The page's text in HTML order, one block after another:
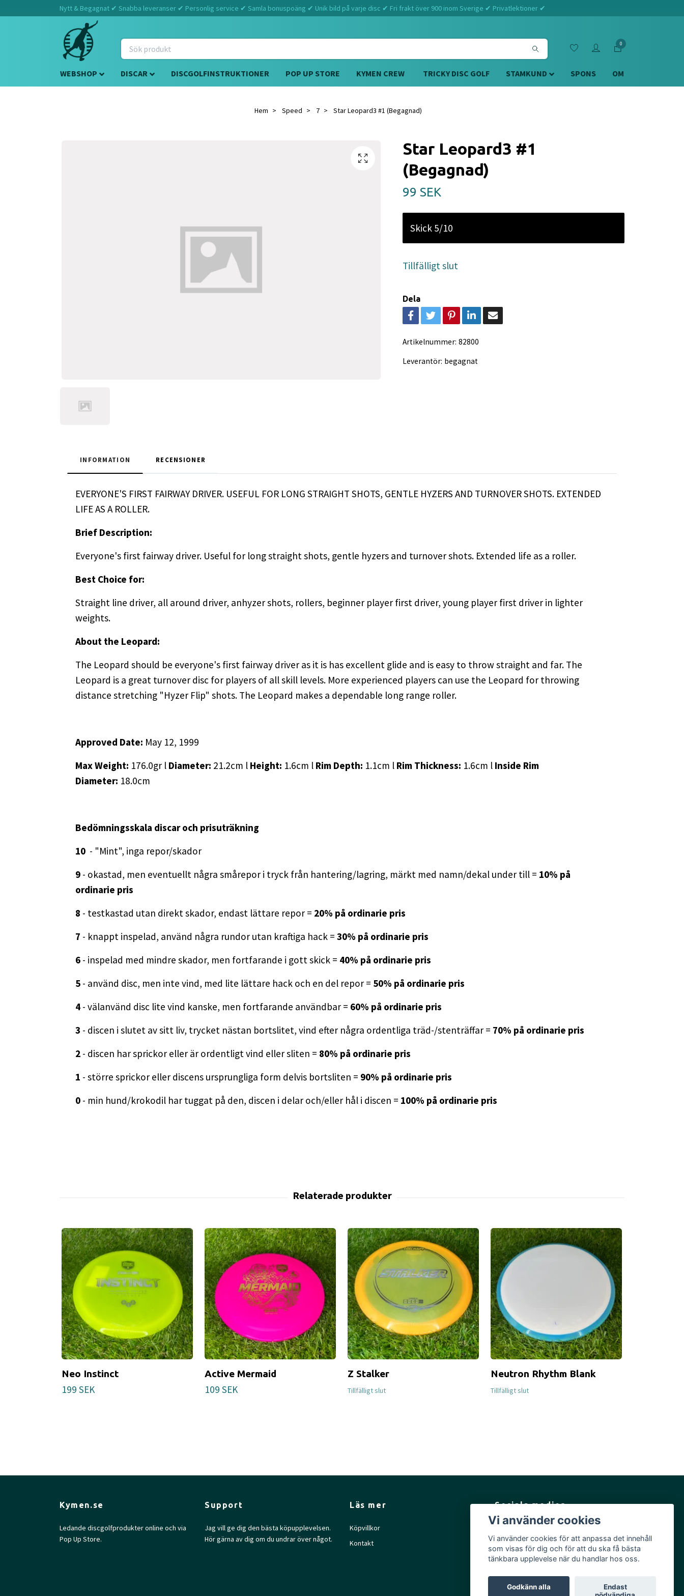
Nytt & Begagnat ✔ Snabba leveranser ✔ Personlig service ✔ Samla bonuspoäng ✔ Unik bild på varje disc ✔ Fri frakt över 900 inom Sverige ✔ Privatlektioner ✔
0
WEBSHOP DISCAR DISCGOLFINSTRUKTIONER POP UP STORE KYMEN CREW TRICKY DISC GOLF STAMKUND SPONS OM
Hem Speed 7 Star Leopard3 #1 (Begagnad)
Star Leopard3 #1
(Begagnad)
99 SEK
Skick 5/10
Tillfälligt slut
Dela
Artikelnummer: 82800
Leverantör: begagnat
INFORMATION RECENSIONER
EVERYONE'S FIRST FAIRWAY DRIVER. USEFUL FOR LONG STRAIGHT SHOTS, GENTLE HYZERS AND TURNOVER SHOTS. EXTENDED
LIFE AS A ROLLER.
Brief Description:
Everyone's first fairway driver. Useful for long straight shots, gentle hyzers and turnover shots. Extended life as a roller.
Best Choice for:
Straight line driver, all around driver, anhyzer shots, rollers, beginner player first driver, young player first driver in lighter
weights.
About the Leopard:
The Leopard should be everyone's first fairway driver as it is has excellent glide and is easy to throw straight and far. The
Leopard is a great turnover disc for players of all skill levels. More experienced players can use the Leopard for throwing
distance stretching "Hyzer Flip" shots. The Leopard makes a dependable long range roller.
Approved Date: May 12, 1999
Max Weight: 176.0gr l Diameter: 21.2cm l Height: 1.6cm l Rim Depth: 1.1cm l Rim Thickness: 1.6cm l Inside Rim
Diameter: 18.0cm
Bedömningsskala discar och prisuträkning
10 - "Mint", inga repor/skador
9 - okastad, men eventuellt några smårepor i tryck från hantering/lagring, märkt med namn/dekal under till = 10% på
ordinarie pris
8 - testkastad utan direkt skador, endast lättare repor = 20% på ordinarie pris
7 - knappt inspelad, använd några rundor utan kraftiga hack = 30% på ordinarie pris
6 - inspelad med mindre skador, men fortfarande i gott skick = 40% på ordinarie pris
5 - använd disc, men inte vind, med lite lättare hack och en del repor = 50% på ordinarie pris
4 - välanvänd disc lite vind kanske, men fortfarande användbar = 60% på ordinarie pris
3 - discen i slutet av sitt liv, trycket nästan bortslitet, vind efter några ordentliga träd-/stenträffar = 70% på ordinarie pris
2 - discen har sprickor eller är ordentligt vind eller sliten = 80% på ordinarie pris
1 - större sprickor eller discens ursprungliga form delvis bortsliten = 90% på ordinarie pris
0 - min hund/krokodil har tuggat på den, discen i delar och/eller hål i discen = 100% på ordinarie pris
Neo Instinct
199 SEK
Active Mermaid
109 SEK
Z Stalker
Tillfälligt slut
Neutron Rhythm Blank
Tillfälligt slut
Kymen.se
Ledande discgolfprodukter online och via
Pop Up Store.
Support
Jag vill ge dig den bästa köpupplevelsen.
Hör gärna av dig om du undrar över något.
Läs mer
Köpvillkor
Kontakt
Sociala medier
Facebook
Instagram
YouTube
Vi använder cookies
Vi använder cookies för att anpassa det innehåll
som visas för dig och för att du ska få bästa
tänkbara upplevelse när du handlar hos oss.
Godkänn alla
Endast